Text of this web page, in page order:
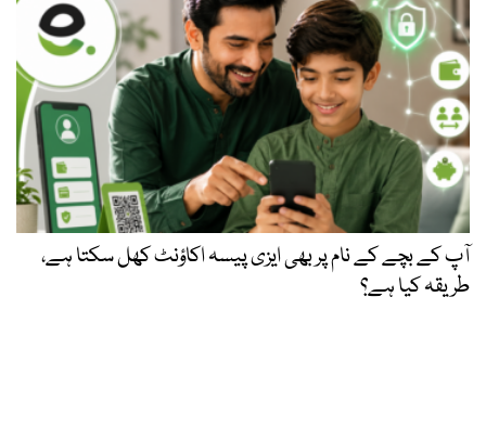
آپ کے بچے کے نام پر بھی ایزی پیسہ اکاؤنٹ کھل سکتا ہے،
طریقہ کیا ہے؟